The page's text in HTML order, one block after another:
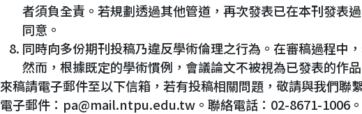
者須負全責。若規劃透過其他管道，再次發表已在本刊發表
同意。
同時向多份期刊投稿乃違反學術倫理之行為。在審稿過程中
然而，根據既定的學術慣例，會議論文不被視為已發表的作
來稿請電子郵件至以下信箱，若有投稿相關問題，敬請與我們聯
電子郵件：pa@mail.ntpu.edu.tw。聯絡電話：02-8671-1006。